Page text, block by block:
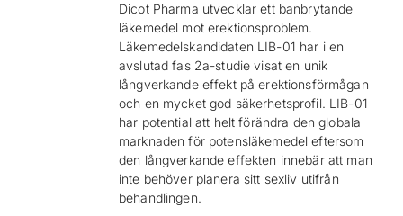
Dicot Pharma utvecklar ett banbrytande
läkemedel mot erektionsproblem.
Läkemedelskandidaten LIB-01 har i en
avslutad fas 2a-studie visat en unik
långverkande effekt på erektionsförmågan
och en mycket god säkerhetsprofil. LIB-01
har potential att helt förändra den globala
marknaden för potensläkemedel eftersom
den långverkande effekten innebär att man
inte behöver planera sitt sexliv utifrån
behandlingen.